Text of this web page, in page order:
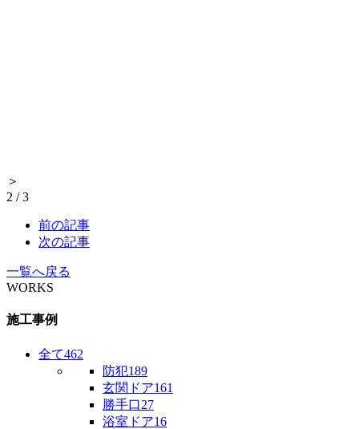
＞
2 /3
前の記事
次の記事
一覧へ戻る
WORKS
施工事例
全て462
防犯189
玄関ドア161
勝手口27
浴室ドア16